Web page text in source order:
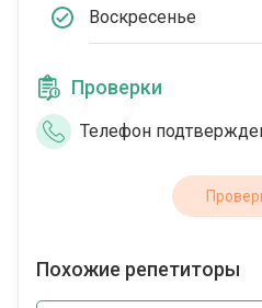
Воскресенье
Проверки
Телефон
Похожие репетиторы